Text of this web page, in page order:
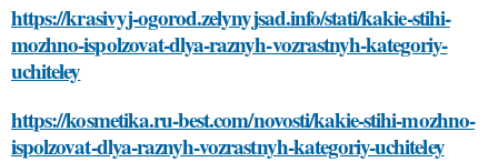
https://krasivyj-ogorod.zelynyjsad.info/stati/kakie-stihi-
mozhno-ispolzovat-dlya-raznyh-vozrastnyh-kategoriy-
uchiteley
https://kosmetika.ru-best.com/novosti/kakie-stihi-mozhno-
ispolzovat-dlya-raznyh-vozrastnyh-kategoriy-uchiteley